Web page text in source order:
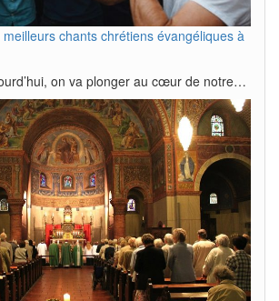
chants chrétiens évangéliques à
on va plonger au cœur de notre…